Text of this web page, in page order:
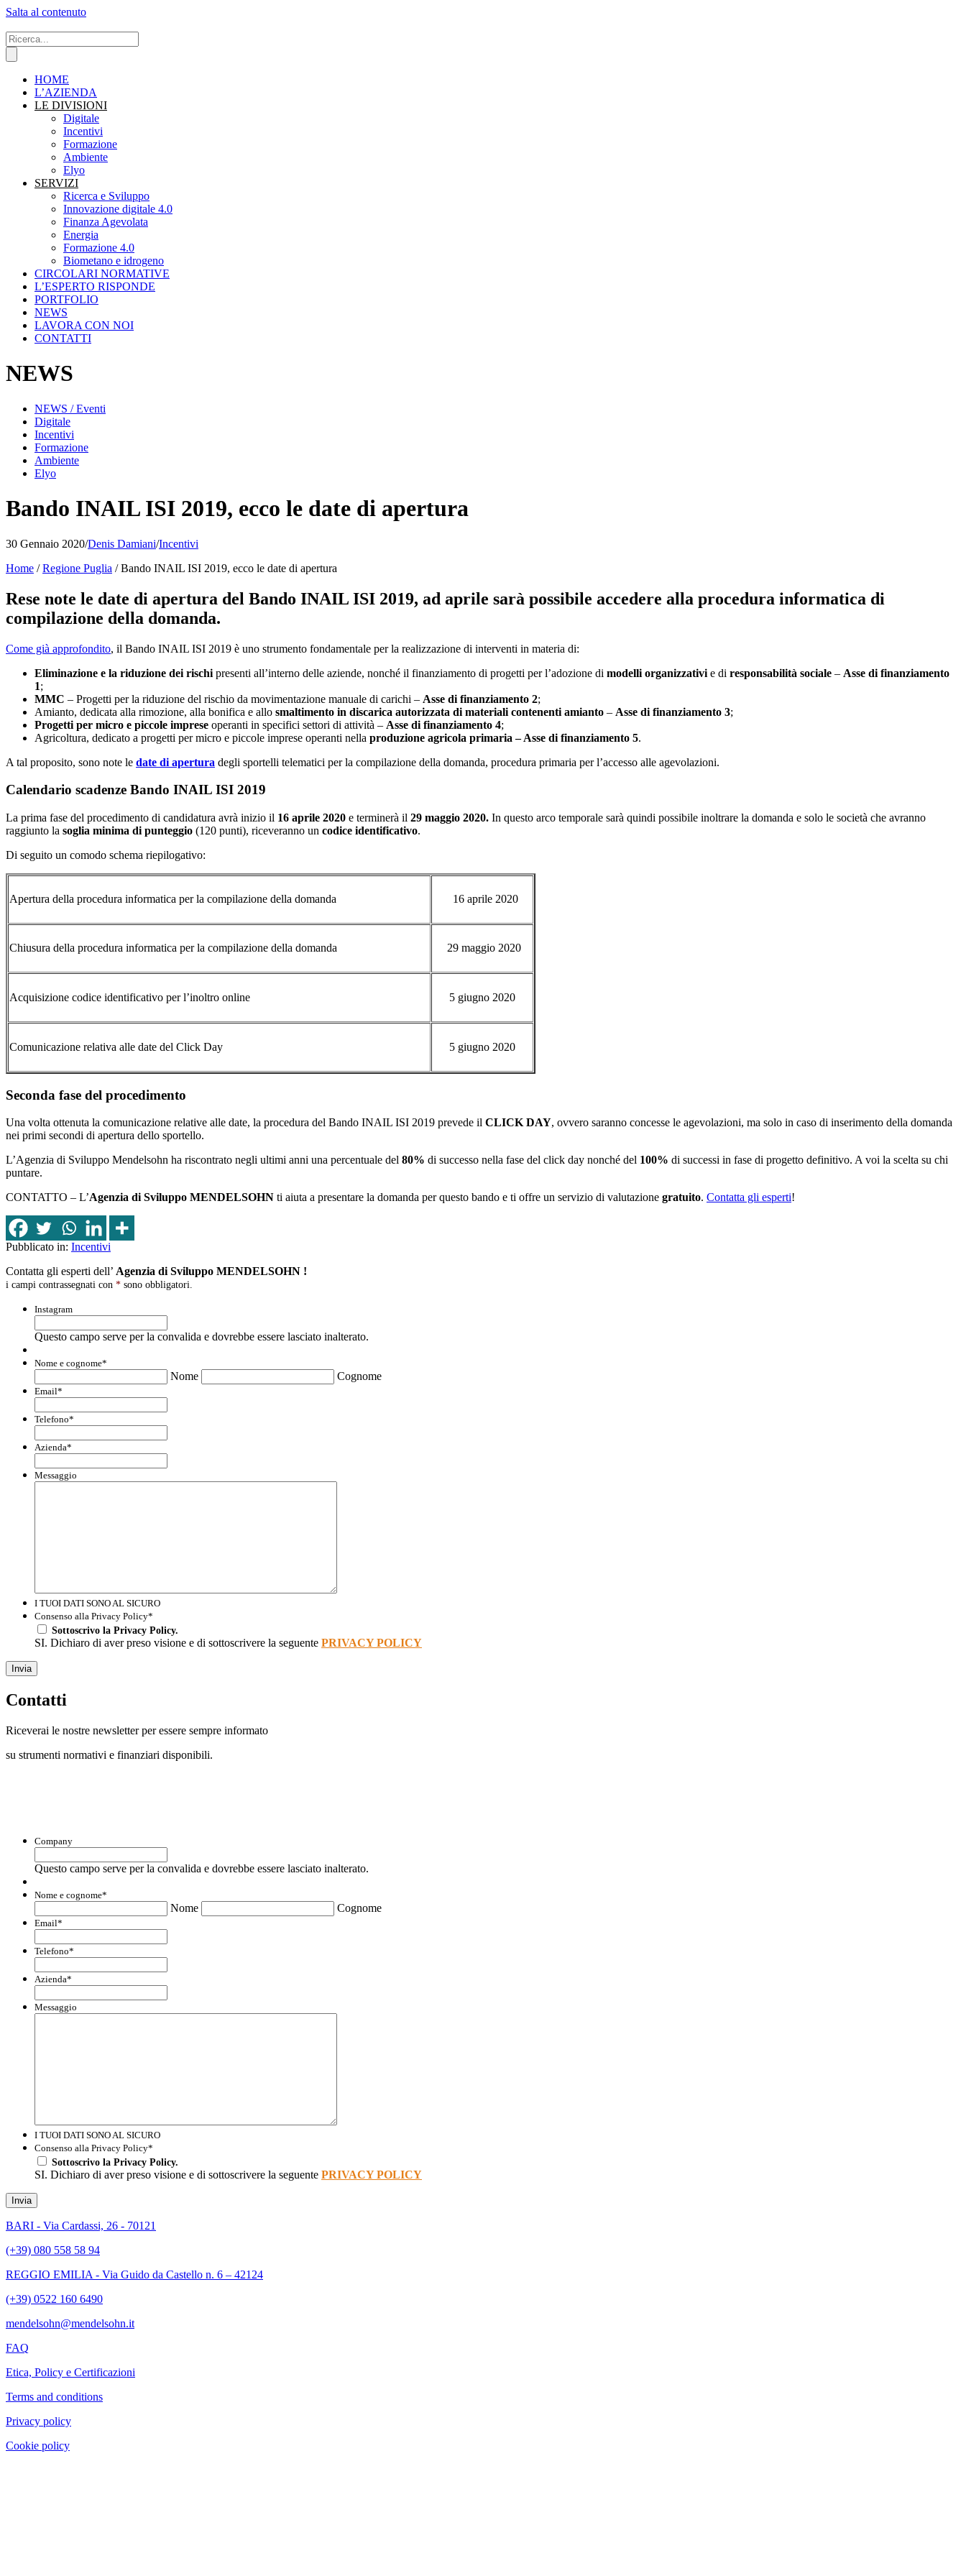
Salta al contenuto
HOME
L’AZIENDA
LE DIVISIONI
Digitale
Incentivi
Formazione
Ambiente
Elyo
SERVIZI
Ricerca e Sviluppo
Innovazione digitale 4.0
Finanza Agevolata
Energia
Formazione 4.0
Biometano e idrogeno
CIRCOLARI NORMATIVE
L’ESPERTO RISPONDE
PORTFOLIO
NEWS
LAVORA CON NOI
CONTATTI
NEWS
NEWS / Eventi
Digitale
Incentivi
Formazione
Ambiente
Elyo
Bando INAIL ISI 2019, ecco le date di apertura
30 Gennaio 2020/Denis Damiani/Incentivi
Home /Regione Puglia /Bando INAIL ISI 2019, ecco le date di apertura
Rese note le date di apertura del Bando INAIL ISI 2019, ad aprile sarà possibile accedere alla procedura informatica di
compilazione della domanda.
Come già approfondito, il Bando INAIL ISI 2019 è uno strumento fondamentale per la realizzazione di interventi in materia di:
Eliminazione e la riduzione dei rischi presenti all’interno delle aziende, nonché il finanziamento di progetti per l’adozione di modelli organizzativi e di responsabilità sociale – Asse di finanziamento
1;
MMC – Progetti per la riduzione del rischio da movimentazione manuale di carichi – Asse di finanziamento 2;
Amianto, dedicata alla rimozione, alla bonifica e allo smaltimento in discarica autorizzata di materiali contenenti amianto – Asse di finanziamento 3;
Progetti per micro e piccole imprese operanti in specifici settori di attività – Asse di finanziamento 4;
Agricoltura, dedicato a progetti per micro e piccole imprese operanti nella produzione agricola primaria – Asse di finanziamento 5.
A tal proposito, sono note le date di apertura degli sportelli telematici per la compilazione della domanda, procedura primaria per l’accesso alle agevolazioni.
Calendario scadenze Bando INAIL ISI 2019
La prima fase del procedimento di candidatura avrà inizio il 16 aprile 2020 e terminerà il 29 maggio 2020. In questo arco temporale sarà quindi possibile inoltrare la domanda e solo le società che avranno
raggiunto la soglia minima di punteggio (120 punti), riceveranno un codice identificativo.
Di seguito un comodo schema riepilogativo:
Apertura della procedura informatica per la compilazione della domanda 16 aprile 2020
Chiusura della procedura informatica per la compilazione della domanda 29 maggio 2020
Acquisizione codice identificativo per l’inoltro online 5 giugno 2020
Comunicazione relativa alle date del Click Day 5 giugno 2020
Seconda fase del procedimento
Una volta ottenuta la comunicazione relative alle date, la procedura del Bando INAIL ISI 2019 prevede il CLICK DAY, ovvero saranno concesse le agevolazioni, ma solo in caso di inserimento della domanda
nei primi secondi di apertura dello sportello.
L’Agenzia di Sviluppo Mendelsohn ha riscontrato negli ultimi anni una percentuale del 80% di successo nella fase del click day nonché del 100% di successi in fase di progetto definitivo. A voi la scelta su chi
puntare.
CONTATTO – L’Agenzia di Sviluppo MENDELSOHN ti aiuta a presentare la domanda per questo bando e ti offre un servizio di valutazione gratuito. Contatta gli esperti!
Pubblicato in: Incentivi
Contatta gli esperti dell’ Agenzia di Sviluppo MENDELSOHN !
i campi contrassegnati con * sono obbligatori.
Instagram
Questo campo serve per la convalida e dovrebbe essere lasciato inalterato.
Nome e cognome*
Nome Cognome
Email*
Telefono*
Azienda*
Messaggio
I TUOI DATI SONO AL SICURO
Consenso alla Privacy Policy*
Sottoscrivo la Privacy Policy.
SI. Dichiaro di aver preso visione e di sottoscrivere la seguente PRIVACY POLICY
Invia
Contatti
Riceverai le nostre newsletter per essere sempre informato
su strumenti normativi e finanziari disponibili.
Company
Questo campo serve per la convalida e dovrebbe essere lasciato inalterato.
Nome e cognome*
Nome Cognome
Email*
Telefono*
Azienda*
Messaggio
I TUOI DATI SONO AL SICURO
Consenso alla Privacy Policy*
Sottoscrivo la Privacy Policy.
SI. Dichiaro di aver preso visione e di sottoscrivere la seguente PRIVACY POLICY
Invia
BARI - Via Cardassi, 26 - 70121
(+39) 080 558 58 94
REGGIO EMILIA - Via Guido da Castello n. 6 – 42124
(+39) 0522 160 6490
mendelsohn@mendelsohn.it
FAQ
Etica, Policy e Certificazioni
Terms and conditions
Privacy policy
Cookie policy